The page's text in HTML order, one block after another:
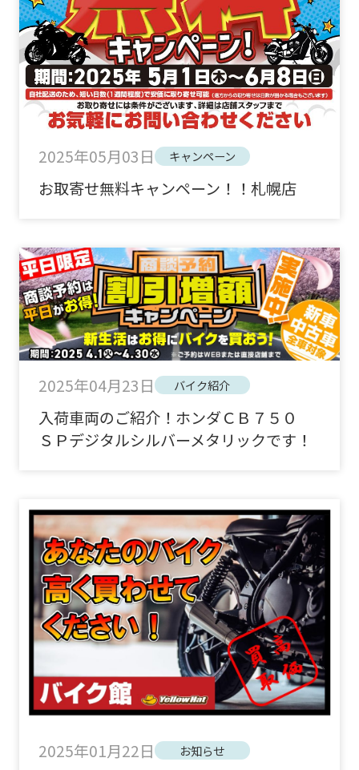
2025年05月03日 キャンペーン
お取寄せ無料キャンペーン！！札幌店
2025年04月23日 バイク紹介
入荷車両のご紹介！ホンダＣＢ７５０
ＳＰデジタルシルバーメタリックです！
2025年01月22日 お知らせ